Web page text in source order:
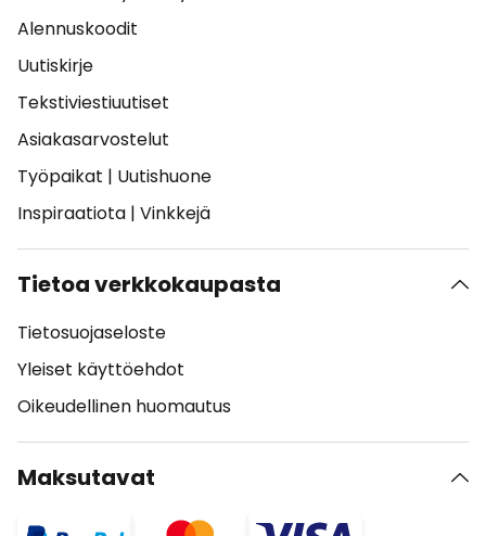
Alennuskoodit
Uutiskirje
Tekstiviestiuutiset
Asiakasarvostelut
Työpaikat | Uutishuone
Inspiraatiota | Vinkkejä
Tietoa verkkokaupasta
Tietosuojaseloste
Yleiset käyttöehdot
Oikeudellinen huomautus
Maksutavat